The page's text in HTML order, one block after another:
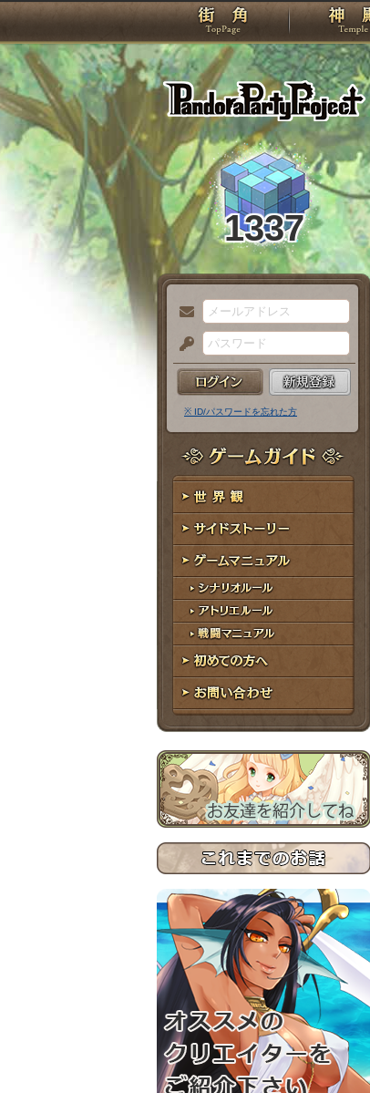
TOP
1337
メ
ー
ル
ア
ド
レ
ス
パ
ス
ー
ド
※ ID/パスワードを忘れた方
ゲームガイド
世界観
サイドストーリー
ゲームマニュアル
シナリオルール
アトリエルール
戦闘マニュアル
初めての方へ
お問い合わせ